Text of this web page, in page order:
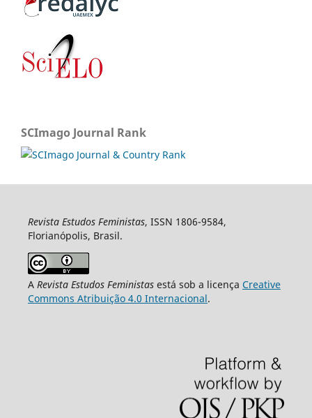
SCImago Journal Rank
Revista Estudos Feministas, ISSN 1806-9584,
Florianópolis, Brasil.
A Revista Estudos Feministasestá sob a licença Creative
Commons Atribuição 4.0 Internacional.